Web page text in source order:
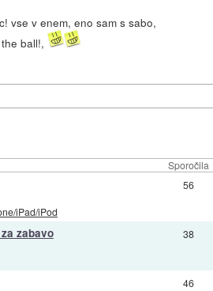
vse v enem, eno sam s sabo,
ball!,
Sporočila
iPad/iPod
56
zabavo 38
46